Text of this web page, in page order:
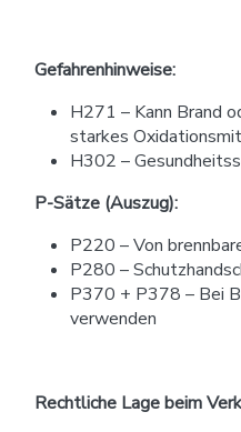
Gefahrenhinweise:
H271 – Kann Brand
starkes
H302 –
P-Sätze (Auszug):
P220 – Von
P280 –
P370 + P378 – Bei
verwenden
Rechtliche Lage beim